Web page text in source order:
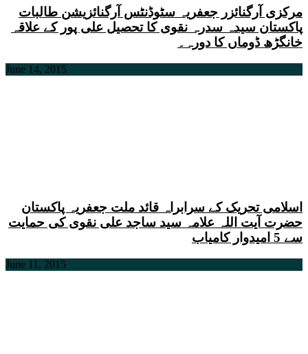
مرکزی آرگنائزر جعفریہ سٹوڈنٹس آرگنائزیشن طالبات
پاکستان سیدہ سدرہ نقوی کا تحصیل علی پور کے علاقہ
خانگڑھ ڈوماں کا دورہ۔
June 14, 2015
اسلامی تحریک کے سرابراہ قائد ملت جعفریہ پاکستان
حضرت آیت اللہ علامہ سید ساجد علی نقوی کی حمایت
سے 5 امیدوار کامیاب
June 11, 2015